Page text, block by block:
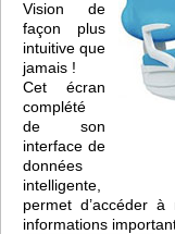
Vision de
façon plus
intuitive que
jamais !
Cet écran
complété
de son
interface de
données
intelligente,
permet d’accéder
informations